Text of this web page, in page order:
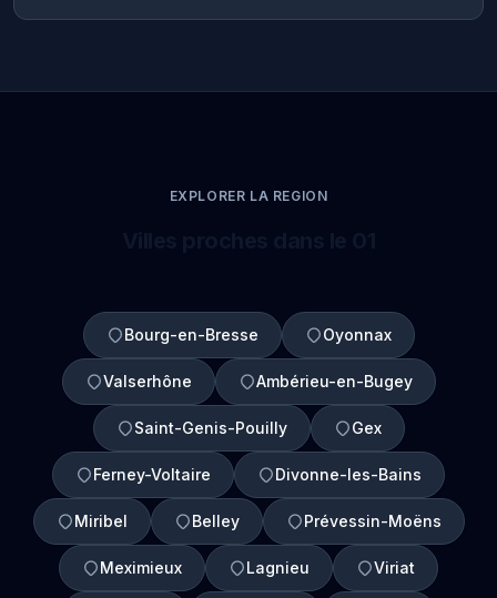
EXPLORER LA REGION
Bourg-en-Bresse Oyonnax
Valserhône Ambérieu-en-Bugey
Saint-Genis-Pouilly Gex
Ferney-Voltaire Divonne-les-Bains
Miribel Belley Prévessin-Moëns
Meximieux Lagnieu Viriat